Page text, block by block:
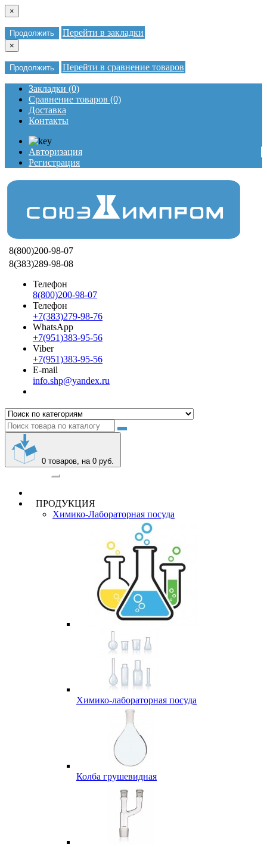
×
Продолжить Перейти в закладки
×
Продолжить Перейти в сравнение товаров
Закладки (0)
Сравнение товаров (0)
Доставка
Контакты
Авторизация
Регистрация
8(800)200-98-07
8(383)289-98-08
Телефон
8(800)200-98-07
Телефон
+7(383)279-98-76
WhatsApp
+7(951)383-95-56
Viber
+7(951)383-95-56
E-mail
info.shp@yandex.ru
0 товаров, на 0 руб.
ПРОДУКЦИЯ
Химико-Лабораторная посуда
Химико-лабораторная посуда
Колба грушевидная